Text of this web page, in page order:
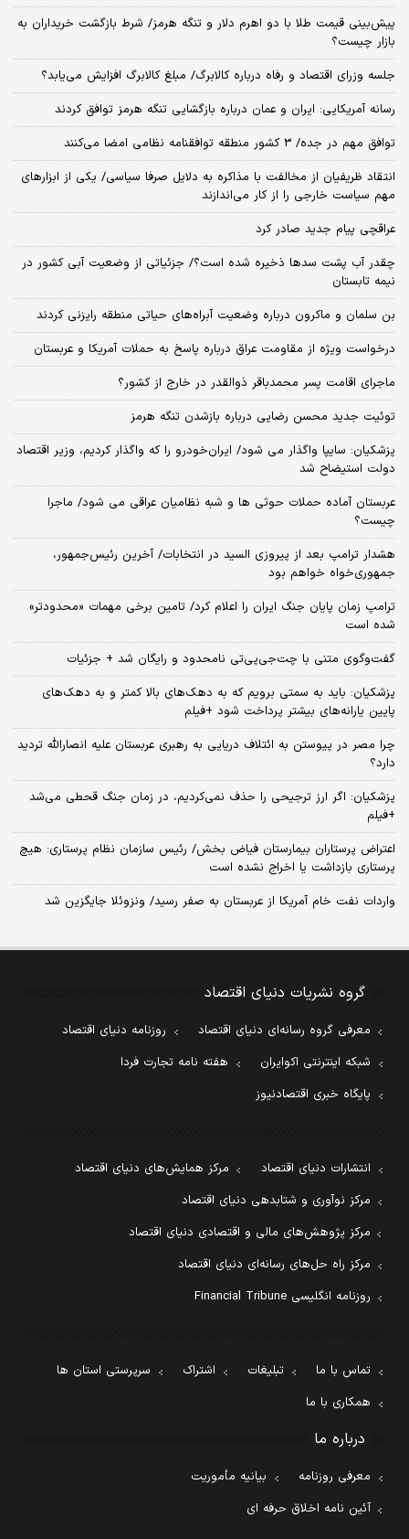
پیش‌بینی قیمت طلا با دو اهرم دلار و تنگه هرمز/ شرط بازگشت خریداران به
بازار چیست؟
جلسه وزرای اقتصاد و رفاه درباره کالابرگ/ مبلغ کالابرگ افزایش می‌یابد؟
رسانه آمریکایی: ایران و عمان درباره بازگشایی تنگه هرمز توافق کردند
توافق مهم در جده/ 3 کشور منطقه توافقنامه نظامی امضا می‌کنند
انتقاد ظریفیان از مخالفت با مذاکره به دلایل صرفا سیاسی/ یکی از ابزارهای
مهم سیاست خارجی را از کار می‌اندازند
عراقچی پیام جدید صادر کرد
چقدر آب پشت سدها ذخیره شده است؟/ جزئیاتی از وضعیت آبی کشور در
نیمه تابستان
بن سلمان و ماکرون درباره وضعیت آبراه‌های حیاتی منطقه رایزنی کردند
درخواست ویژه از مقاومت عراق درباره پاسخ به حملات آمریکا و عربستان
ماجرای اقامت پسر محمدباقر ذوالقدر در خارج از کشور؟
توئیت جدید محسن رضایی درباره بازشدن تنگه هرمز
پزشکیان: سایپا واگذار می شود/ ایران‌خودرو را که واگذار کردیم، وزیر اقتصاد
دولت استیضاح شد
عربستان آماده حملات حوثی ها و شبه نظامیان عراقی می شود/ ماجرا
چیست؟
هشدار ترامپ بعد از پیروزی السید در انتخابات/ آخرین رئیس‌جمهور،
جمهوری‌خواه خواهم بود
ترامپ زمان پایان جنگ ایران را اعلام کرد/ تامین برخی مهمات «محدودتر»
شده است
گفت‌وگوی متنی با چت‌جی‌پی‌تی نامحدود و رایگان شد + جزئیات
پزشکیان: باید به سمتی برویم که به دهک‌های بالا کمتر و به دهک‌های
پایین یارانه‌های بیشتر پرداخت شود +فیلم
چرا مصر در پیوستن به ائتلاف دریایی به رهبری عربستان علیه انصارالله تردید
دارد؟
پزشکیان: اگر ارز ترجیحی را حذف نمی‌کردیم، در زمان جنگ قحطی می‌شد
+فیلم
اعتراض پرستاران بیمارستان فیاض بخش/ رئیس سازمان نظام پرستاری: هیچ
پرستاری بازداشت یا اخراج نشده است
واردات نفت خام آمریکا از عربستان به صفر رسید/ ونزوئلا جایگزین شد
گروه نشریات دنیای اقتصاد
معرفی گروه رسانه‌ای دنیای اقتصاد
روزنامه دنیای اقتصاد
شبکه اینترنتی اکوایران
هفته نامه تجارت فردا
پایگاه خبری اقتصادنیوز
انتشارات دنیای اقتصاد
مرکز همایش‌های دنیای اقتصاد
مرکز نوآوری و شتابدهی دنیای اقتصاد
مرکز پژوهش‌های مالی و اقتصادی دنیای اقتصاد
مرکز راه حل‌های رسانه‌ای دنیای اقتصاد
روزنامه انگلیسی Financial Tribune
تماس با ما تبلیغات اشتراک
سرپرستی استان ها
همکاری با ما
درباره ما
معرفی روزنامه
بیانیه مأموریت
آئین نامه اخلاق حرفه ای